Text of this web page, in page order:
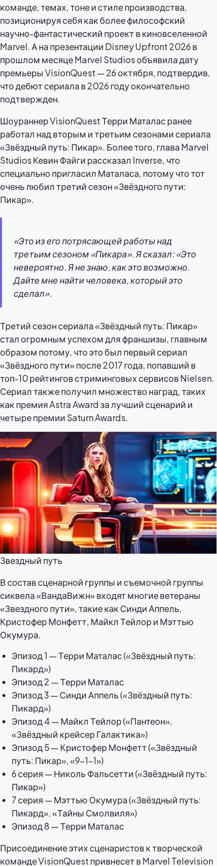
команде, темах, тоне и стиле производства,
позиционируя себя как более философский
научно-фантастический проект в киновселенной
Marvel. А на презентации Disney Upfront 2026 в
прошлом месяце Marvel Studios объявила дату
премьеры VisionQuest — 26 октября, подтвердив,
что дебют сериала в 2026 году окончательно
подтвержден.
Шоураннер VisionQuest Терри Маталас ранее
работал над вторым и третьим сезонами сериала
«Звёздный путь: Пикар». Более того, глава Marvel
Studios Кевин Файги рассказал Inverse, что
специально пригласил Маталаса, потому что тот
очень любил третий сезон «Звёздного пути:
Пикар».
«Это из его потрясающей работы над
третьим сезоном «Пикара». Я сказал: «Это
невероятно. Я не знаю, как это возможно.
Дайте мне найти человека, который это
сделал».
Третий сезон сериала «Звёздный путь: Пикар»
стал огромным успехом для франшизы, главным
образом потому, что это был первый сериал
«Звёздного пути» после 2017 года, попавший в
топ-10 рейтингов стриминговых сервисов Nielsen.
Сериал также получил множество наград, таких
как премия Astra Award за лучший сценарий и
четыре премии Saturn Awards.
Звездный путь
В состав сценарной группы и съемочной группы
сиквела «ВандаВижн» входят многие ветераны
«Звездного пути», такие как Синди Аппель,
Кристофер Монфетт, Майкл Тейлор и Мэттью
Окумура.
Эпизод 1 — Терри Маталас («Звёздный путь:
Пикард»)
Эпизод 2 — Терри Маталас
Эпизод 3 — Синди Аппель («Звёздный путь:
Пикард»)
Эпизод 4 — Майкл Тейлор («Пантеон»,
«Звёздный крейсер Галактика»)
Эпизод 5 — Кристофер Монфетт («Звёздный
путь: Пикар», «9-1-1»)
6 серия — Николь Фальсетти («Звёздный путь:
Пикар»)
7 серия — Мэттью Окумура («Звёздный путь:
Пикард», «Тайны Смолвиля»)
Эпизод 8 — Терри Маталас
Присоединение этих сценаристов к творческой
команде VisionQuest привнесет в Marvel Television